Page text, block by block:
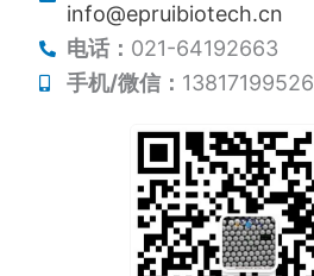
info@epruibiotech.cn
电话： 021-64192663
手机/微信： 13817199526